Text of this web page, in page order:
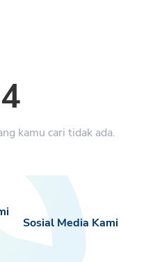
kamu cari tidak ada.
Sosial Media Kami